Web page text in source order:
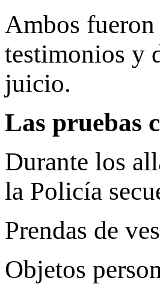
Ambos fueron
testimonios y
juicio.
Las pruebas
Durante los
la Policía
Prendas de
Objetos